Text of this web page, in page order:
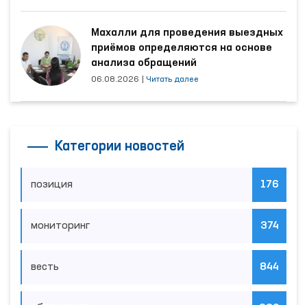
Махалли для проведения выездных
приёмов определяются на основе
анализа обращений
06.08.2026 Читать далее
Категории новостей
позиция 176
мониторинг 374
весть 844